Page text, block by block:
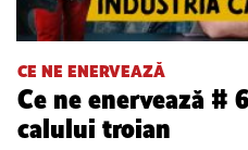
CE NE ENERVEAZĂ
Ce ne enervează #
calului troian